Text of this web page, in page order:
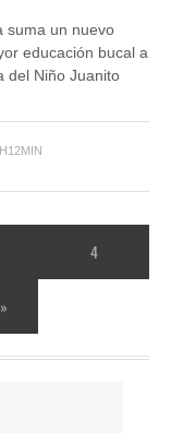
suma un nuevo
educación bucal a
del Niño Juanito
4